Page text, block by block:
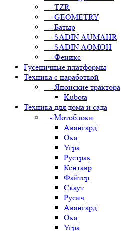
- TZR
- GEOMETRY
- Батыр
- SADIN AUMAHR
- SADIN AOMOH
- Феникс
Гусеничные платформы
Техника с наработкой
- Японские трактора
Kubota
Техника для дома и сада
- Мотоблоки
Авангард
Ока
Угра
Рустрак
Кентавр
Файтер
Скаут
Русич
Авангард
Ока
Угра